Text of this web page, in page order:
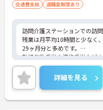
交通費支給
退職金制度あり
訪問介護ステーションでの訪
残業は月平均10時間と少なく
29ヶ月分と多めです。
勤続年数手当や資格手当など
おり、長く働きやすい環境で
ご興味のある方には、面接対策
に詳細をお話しいたしますの
さい！
詳細を見る